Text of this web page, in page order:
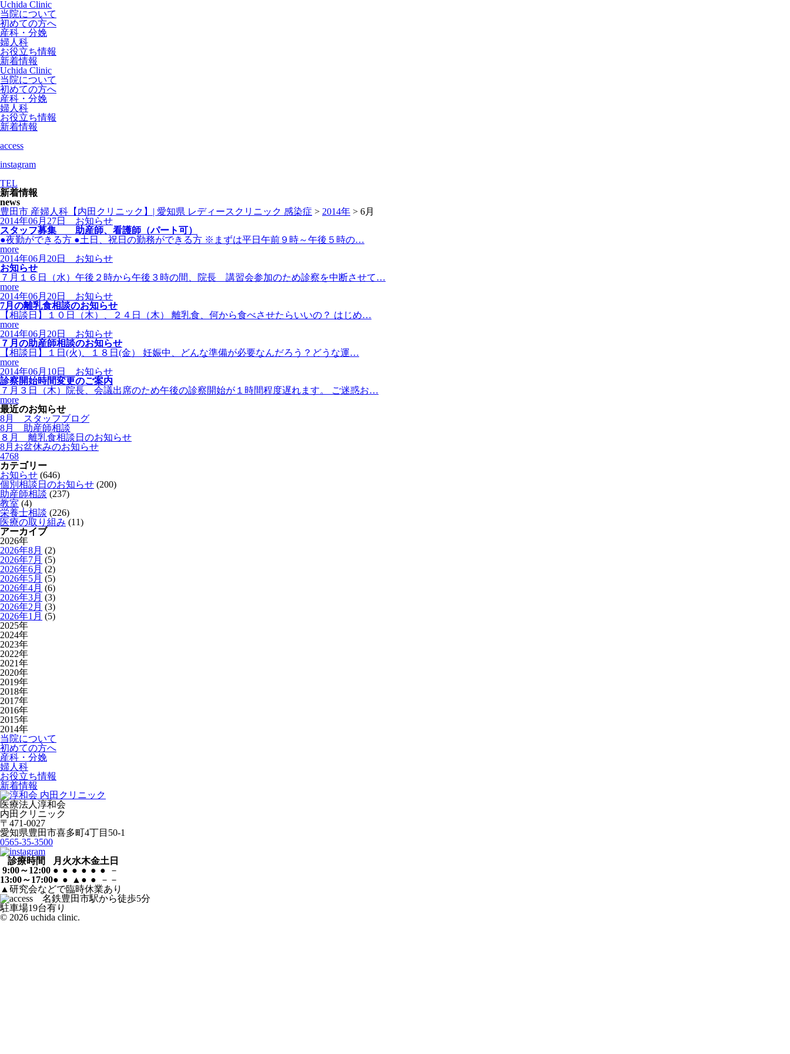
Uchida Clinic
当院について
初めての方へ
産科・分娩
婦人科
お役立ち情報
新着情報
Uchida Clinic
当院について
初めての方へ
産科・分娩
婦人科
お役立ち情報
新着情報
access
instagram
TEL
新着情報
news
豊田市 産婦人科【内田クリニック】| 愛知県 レディースクリニック 感染症 > 2014年 > 6月
2014年06月27日 お知らせ
スタッフ募集 助産師、看護師（パート可）
●夜勤ができる方 ●土日、祝日の勤務ができる方 ※まずは平日午前９時～午後５時の…
more
2014年06月20日 お知らせ
お知らせ
７月１６日（水）午後２時から午後３時の間、院長 講習会参加のため診察を中断させて…
more
2014年06月20日 お知らせ
7月の離乳食相談のお知らせ
【相談日】１０日（木）、２４日（木） 離乳食、何から食べさせたらいいの？ はじめ…
more
2014年06月20日 お知らせ
７月の助産師相談のお知らせ
【相談日】１日(火)、１８日(金） 妊娠中、どんな準備が必要なんだろう？どうな運…
more
2014年06月10日 お知らせ
診察開始時間変更のご案内
７月３日（木）院長、会議出席のため午後の診察開始が１時間程度遅れます。 ご迷惑お…
more
最近のお知らせ
8月 スタッフブログ
8月 助産師相談
８月 離乳食相談日のお知らせ
8月お盆休みのお知らせ
4768
カテゴリー
お知らせ (646)
個別相談日のお知らせ (200)
助産師相談 (237)
教室 (4)
栄養士相談 (226)
医療の取り組み (11)
アーカイブ
2026年
2026年8月 (2)
2026年7月 (5)
2026年6月 (2)
2026年5月 (5)
2026年4月 (6)
2026年3月 (3)
2026年2月 (3)
2026年1月 (5)
2025年
2024年
2023年
2022年
2021年
2020年
2019年
2018年
2017年
2016年
2015年
2014年
当院について
初めての方へ
産科・分娩
婦人科
お役立ち情報
新着情報
医療法人淳和会
内田クリニック
〒471-0027
愛知県豊田市喜多町4丁目50-1
0565-35-3500
診療時間
月 火水木金土 日
9:00～12:00 ● ● ● ● ● ●
－
13:00～17:00● ● ▲ ● ● － －
▲研究会などで臨時休業あり
駐車場19台有り
© 2026 uchida clinic.